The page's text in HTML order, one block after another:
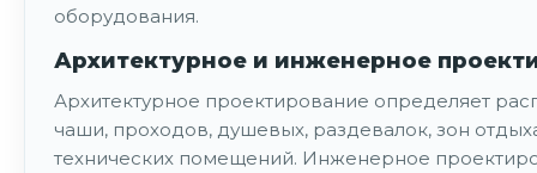
оборудования.
Архитектурное и инженерное
Архитектурное проектирование определяет
чаши, проходов, душевых, раздевалок, зон
технических помещений. Инженерное